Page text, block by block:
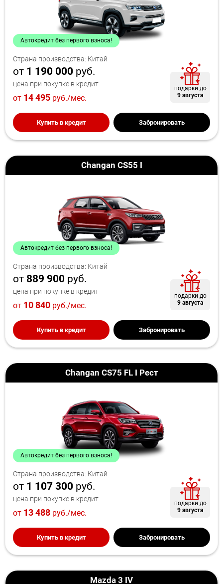
Автокредит без первого взноса!
Страна производства: Китай
от 1 190 000 руб.
цена при покупке в кредит
от 14 495 руб./мес.
подарки до
9 августа
Купить в кредит Забронировать
Changan CS55 I
Автокредит без первого взноса!
Страна производства: Китай
от 889 900 руб.
цена при покупке в кредит
от 10 840 руб./мес.
подарки до
9 августа
Купить в кредит Забронировать
Changan CS75 FL I Рест
Автокредит без первого взноса!
Страна производства: Китай
от 1 107 300 руб.
цена при покупке в кредит
от 13 488 руб./мес.
подарки до
9 августа
Купить в кредит Забронировать
Mazda 3 IV